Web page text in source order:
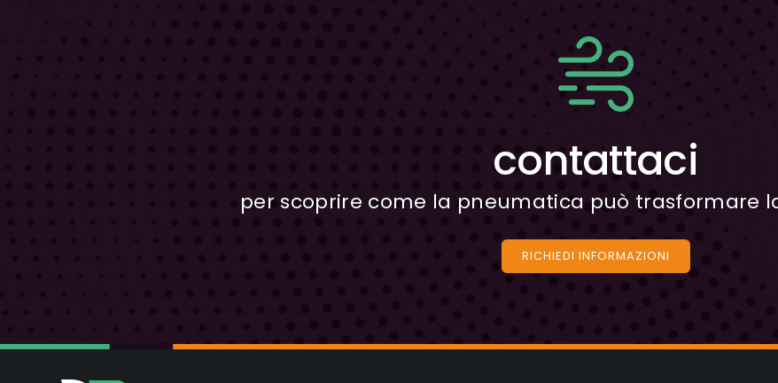
contattaci
per scoprire come la pneumatica può trasformare
RICHIEDI INFORMAZIONI